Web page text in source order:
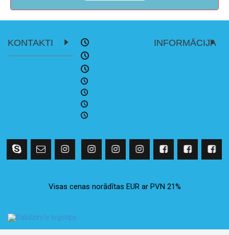
KONTAKTI INFORMĀCIJA
Visas cenas norādītas EUR ar PVN 21%